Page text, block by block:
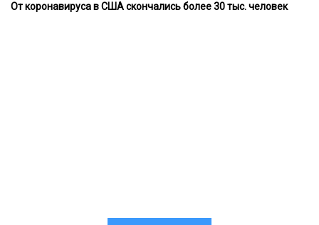
От коронавируса в США скончались более 30 тыс. человек